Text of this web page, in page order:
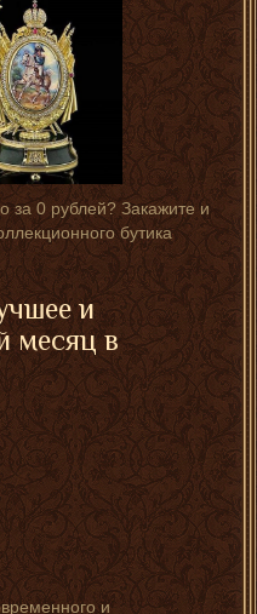
за 0 рублей? Закажите и
бутика
и
месяц в
и